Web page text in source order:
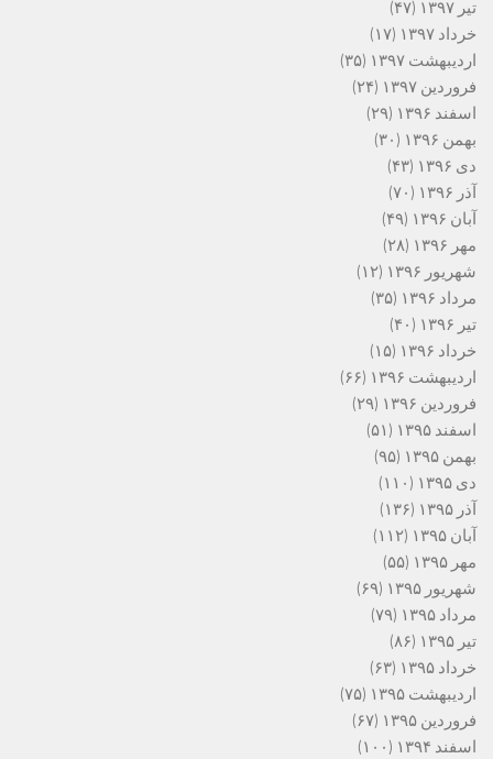
تیر ۱۳۹۷
(۴۷)
خرداد ۱۳۹۷
(۱۷)
اردیبهشت ۱۳۹۷
(۳۵)
فروردین ۱۳۹۷
(۲۴)
اسفند ۱۳۹۶
(۲۹)
بهمن ۱۳۹۶
(۳۰)
دی ۱۳۹۶
(۴۳)
آذر ۱۳۹۶
(۷۰)
آبان ۱۳۹۶
(۴۹)
مهر ۱۳۹۶
(۲۸)
شهریور ۱۳۹۶
(۱۲)
مرداد ۱۳۹۶
(۳۵)
تیر ۱۳۹۶
(۴۰)
خرداد ۱۳۹۶
(۱۵)
اردیبهشت ۱۳۹۶
(۶۶)
فروردین ۱۳۹۶
(۲۹)
اسفند ۱۳۹۵
(۵۱)
بهمن ۱۳۹۵
(۹۵)
دی ۱۳۹۵
(۱۱۰)
آذر ۱۳۹۵
(۱۳۶)
آبان ۱۳۹۵
(۱۱۲)
مهر ۱۳۹۵
(۵۵)
شهریور ۱۳۹۵
(۶۹)
مرداد ۱۳۹۵
(۷۹)
تیر ۱۳۹۵
(۸۶)
خرداد ۱۳۹۵
(۶۳)
اردیبهشت ۱۳۹۵
(۷۵)
فروردین ۱۳۹۵
(۶۷)
اسفند ۱۳۹۴
(۱۰۰)